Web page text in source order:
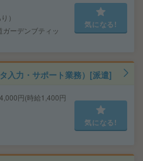
）
ーデンブティッ
気になる!
入力・サポート業務）[派遣]
円(時給1,400円
気になる!